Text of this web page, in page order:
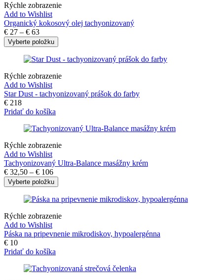
Rýchle zobrazenie
Add to Wishlist
Organický kokosový olej tachyonizovaný
€ 27 – € 63
Vyberte položku
Rýchle zobrazenie
Add to Wishlist
Star Dust - tachyonizovaný prášok do farby
€ 218
Pridať do košíka
Rýchle zobrazenie
Add to Wishlist
Tachyonizovaný Ultra-Balance masážny krém
€ 32,50 – € 106
Vyberte položku
Rýchle zobrazenie
Add to Wishlist
Páska na pripevnenie mikrodiskov, hypoalergénna
€ 10
Pridať do košíka